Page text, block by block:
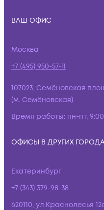
ВАШ ОФИС
Москва
+7 (495) 950-57-11
107023, Семёновская
(м. Семёновская)
Время работы: пн-пт,
ОФИСЫ В ДРУГИХ
Екатеринбург
+7 (343) 379-98-38
620110, ул.Краснолесья